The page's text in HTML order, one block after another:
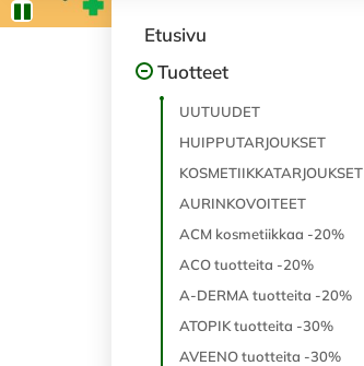
Etusivu
Tuotteet
UUTUUDET
HUIPPUTARJOUKSET
KOSMETIIKKATARJOUKSET
AURINKOVOITEET
ACM kosmetiikkaa -20%
ACO tuotteita -20%
A-DERMA tuotteita -20%
ATOPIK tuotteita -30%
AVEENO tuotteita -30%